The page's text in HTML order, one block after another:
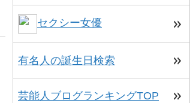
セクシー女優
有名人の誕生日検索
芸能人ブログランキングTOP